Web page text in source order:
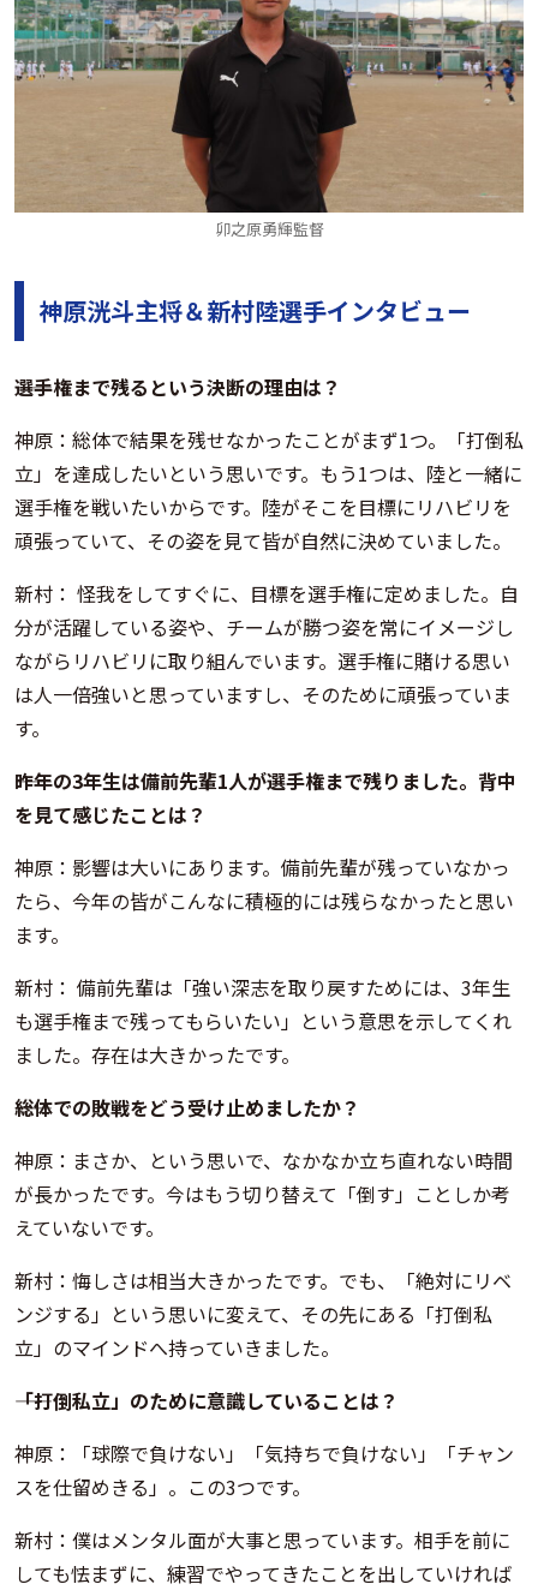
卯之原勇輝監督
神原洸斗主将＆新村陸選手インタビュー
――選手権まで残るという決断の理由は？
神原：総体で結果を残せなかったことがまず1つ。「打倒私
立」を達成したいという思いです。もう1つは、陸と一緒に
選手権を戦いたいからです。陸がそこを目標にリハビリを
頑張っていて、その姿を見て皆が自然に決めていました。
新村： 怪我をしてすぐに、目標を選手権に定めました。自
分が活躍している姿や、チームが勝つ姿を常にイメージし
ながらリハビリに取り組んでいます。選手権に賭ける思い
は人一倍強いと思っていますし、そのために頑張っていま
す。
――昨年の3年生は備前先輩1人が選手権まで残りました。背中
を見て感じたことは？
神原：影響は大いにあります。備前先輩が残っていなかっ
たら、今年の皆がこんなに積極的には残らなかったと思い
ます。
新村： 備前先輩は「強い深志を取り戻すためには、3年生
も選手権まで残ってもらいたい」という意思を示してくれ
ました。存在は大きかったです。
――総体での敗戦をどう受け止めましたか？
神原：まさか、という思いで、なかなか立ち直れない時間
が長かったです。今はもう切り替えて「倒す」ことしか考
えていないです。
新村：悔しさは相当大きかったです。でも、「絶対にリベ
ンジする」という思いに変えて、その先にある「打倒私
立」のマインドへ持っていきました。
――「打倒私立」のために意識していることは？
神原：「球際で負けない」「気持ちで負けない」「チャン
スを仕留めきる」。この3つです。
新村：僕はメンタル面が大事と思っています。相手を前に
しても怯まずに、練習でやってきたことを出していければ